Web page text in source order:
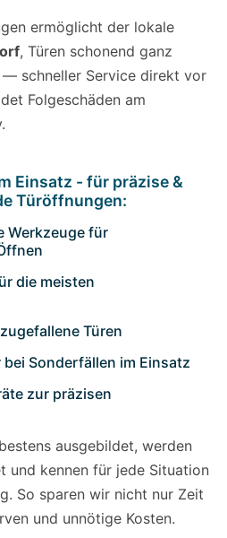
ermöglicht der lokale
, Türen schonend ganz
schneller Service direkt vor
Folgeschäden am
Einsatz - für präzise &
Türöffnungen:
Werkzeuge für
die meisten
Türen
Sonderfällen im Einsatz
zur präzisen
ausgebildet, werden
und kennen für jede Situation
So sparen wir nicht nur Zeit
und unnötige Kosten.